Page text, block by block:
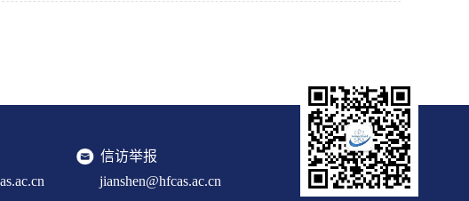
信访举报
jianshen@hfcas.ac.cn